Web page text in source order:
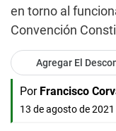
en torno al
Convención
Agregar El
Por Francisco
13 de agosto de 2021